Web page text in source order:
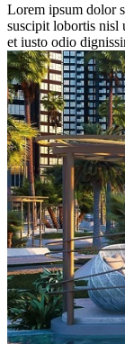
Lorem ipsum dolor
suscipit lobortis nisl
et iusto odio